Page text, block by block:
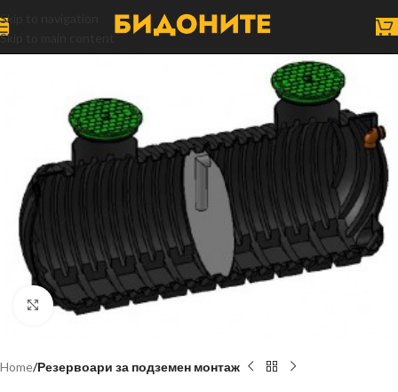
Skip to navigation
Skip to main content
Click to enlarge
Home Резервоари за подземен монтаж